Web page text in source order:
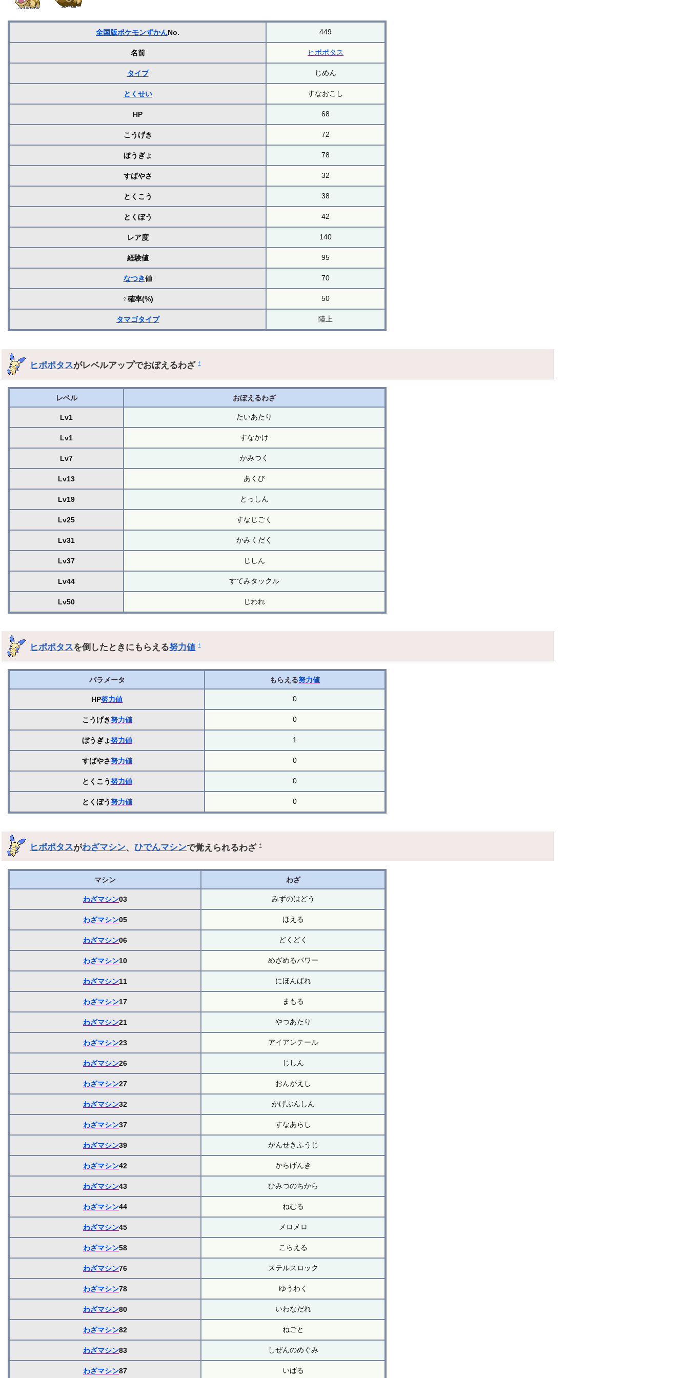
全国版ポケモンずかんNo. 449
名前 ヒポポタス
タイプ じめん
とくせい すなおこし
HP 68
こうげき 72
ぼうぎょ 78
すばやさ 32
とくこう 38
とくぼう 42
レア度 140
経験値 95
なつき値 70
♀確率(%) 50
タマゴタイプ 陸上
ヒポポタスがレベルアップでおぼえるわざ†
レベル おぼえるわざ
Lv1 たいあたり
Lv1 すなかけ
Lv7 かみつく
Lv13 あくび
Lv19 とっしん
Lv25 すなじごく
Lv31 かみくだく
Lv37 じしん
Lv44 すてみタックル
Lv50 じわれ
ヒポポタスを倒したときにもらえる努力値 †
パラメータ もらえる努力値
HP努力値 0
こうげき努力値 0
ぼうぎょ努力値 1
すばやさ努力値 0
とくこう努力値 0
とくぼう努力値 0
ヒポポタスがわざマシン、ひでんマシンで覚えられるわざ†
マシン わざ
わざマシン03 みずのはどう
わざマシン05 ほえる
わざマシン06 どくどく
わざマシン10 めざめるパワー
わざマシン11 にほんばれ
わざマシン17 まもる
わざマシン21 やつあたり
わざマシン23 アイアンテール
わざマシン26 じしん
わざマシン27 おんがえし
わざマシン32 かげぶんしん
わざマシン37 すなあらし
わざマシン39 がんせきふうじ
わざマシン42 からげんき
わざマシン43 ひみつのちから
わざマシン44 ねむる
わざマシン45 メロメロ
わざマシン58 こらえる
わざマシン76 ステルスロック
わざマシン78 ゆうわく
わざマシン80 いわなだれ
わざマシン82 ねごと
わざマシン83 しぜんのめぐみ
わざマシン87 いばる